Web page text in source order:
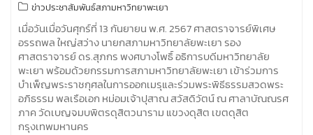
ข่าวประชาสัมพันธ์สภามหาวิทยาพะเยา
เมื่อวันเมื่อวันศุกร์ที่ 13 กันยายน พ.ศ. 2567 ศาสตราจารย์พิเศษ
อรรถพล ใหญ่สว่าง นายกสภามหาวิทยาลัยพะเยา รอง
ศาสตราจารย์ ดร.สุภกร พงศบางโพธิ์ อธิการบดีมหาวิทยาลัย
พะเยา พร้อมด้วยกรรมการสภามหาวิทยาลัยพะเยา เข้าร่วมการ
บำเพ็ญพระราชกุศลในการออกเมรุและร่วมพระพิธีธรรมสวดพระ
อภิธรรม พลเรือเอก หม่อมเจ้าปุสาณ สวัสดิวัตน์ ณ ศาลาบัณณรศ
ภาค วัดเบญจมบพิตรดุสิตวนาราม แขวงดุสิต เขตดุสิต
กรุงเทพมหานคร